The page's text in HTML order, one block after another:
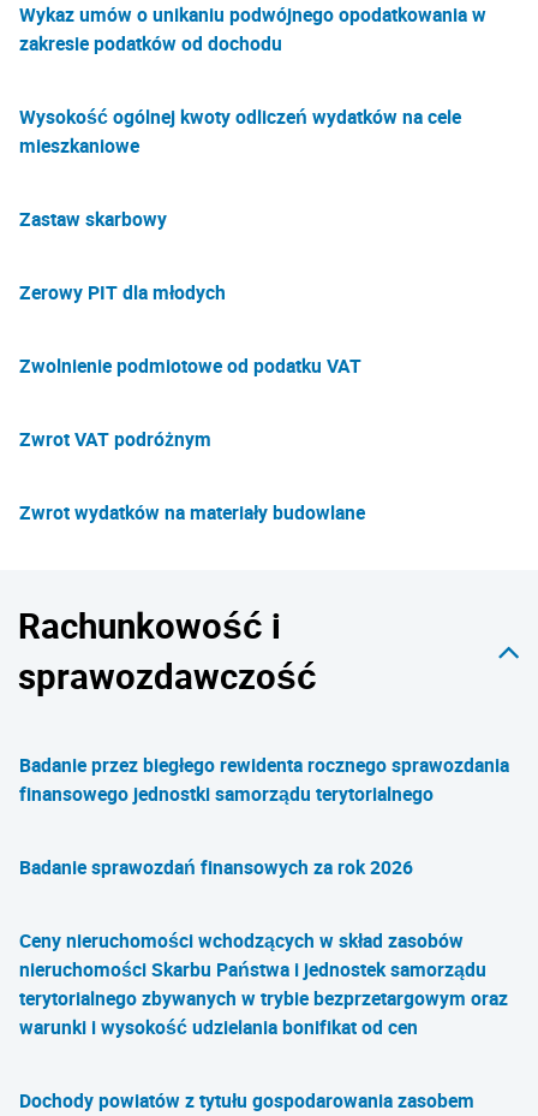
Wykaz umów o unikaniu podwójnego opodatkowania w
zakresie podatków od dochodu
Wysokość ogólnej kwoty odliczeń wydatków na cele
mieszkaniowe
Zastaw skarbowy
Zerowy PIT dla młodych
Zwolnienie podmiotowe od podatku VAT
Zwrot VAT podróżnym
Zwrot wydatków na materiały budowlane
Rachunkowość i
sprawozdawczość
Badanie przez biegłego rewidenta rocznego sprawozdania
finansowego jednostki samorządu terytorialnego
Badanie sprawozdań finansowych za rok 2026
Ceny nieruchomości wchodzących w skład zasobów
nieruchomości Skarbu Państwa i jednostek samorządu
terytorialnego zbywanych w trybie bezprzetargowym oraz
warunki i wysokość udzielania bonifikat od cen
Dochody powiatów z tytułu gospodarowania zasobem